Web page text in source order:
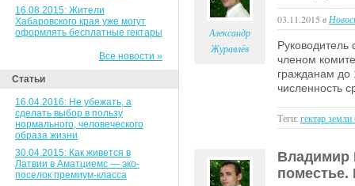
16.08.2015: Жители
Хабаровского края уже могут
оформлять бесплатные гектары
Все новости »
Статьи
16.04.2016: Не убежать, а
сделать выбор в пользу
нормального, человеческого
образа жизни
30.04.2015: Как живется в
Латвии в Аматциемс — эко-
поселок премиум-класса
Александр
Журавлёв
03.11.2015 в
членом
гражданам до
численность
Теги: гектар земли
Владимир
поместье.